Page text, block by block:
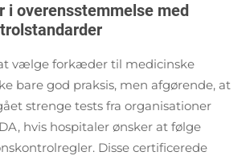
i overensstemmelse med
vælge forkæder til medicinske
bare god praksis, men afgørende, at
strenge tests fra organisationer
hvis hospitaler ønsker at følge
Disse certificerede